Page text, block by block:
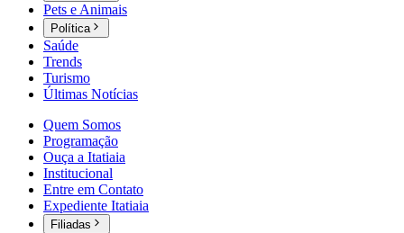
Pets e Animais
Política
Saúde
Trends
Turismo
Últimas Notícias
Quem Somos
Programação
Ouça a Itatiaia
Institucional
Entre em Contato
Expediente Itatiaia
Filiadas